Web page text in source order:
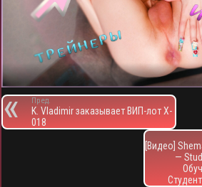
Пред.
K. Vladimir заказывает ВИП-лот X-
018
[Видео]
—